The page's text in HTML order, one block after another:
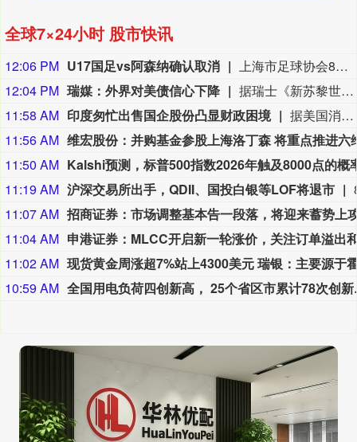
全球7×24小时 股市快讯
12:06 PM U17国足vs阿森纳确认取消
上海市足球协会8月9日中午在微信公众号上发布公告，2026上海明日之星冠军杯男子组决赛取消。决赛对阵为中国男足U17对阵阿森纳U17，受台风影响，本场比赛现已确定取消，不延期进行。
12:04 PM 瑞媒：外界对美债信心下降
据瑞士《新苏黎世报》网站8月5日报道，截至2025年底，美国未偿国债规模达30.7万亿美元，相当于美国国内生产总值的95%左右。政府总债务甚至更高，占国内生产总值比例超过120%，但其中一部分并未在市场上流通，而是由美国联邦储备委员会（美联储）等机构持有。（参考消息）
11:58 AM 印度匆忙出售国企股份凸显财政困境
据美国消费者新闻与商业频道网站8月5日报道，印度政府今年一直急于出售其在国有企业的股份。到目前为止，该国已经减持了10家国有企业的股份，今年共筹集资金超过6200亿卢比（约合65亿美元）。当通胀压力和财政限制可能抑制政府支出时，印度很难保住全球增长最快的大型经济体的地位。报道称，但印度不能失去其经济增长优势，因为它正在争夺全球投资者的注意力。这些投资者已经把印度放在了次要位置，因为他们专注于人工智能驱动的业务，而这正是这个南亚国家的经济增长故事所缺失的。（参考消息）
11:56 AM
11:50 AM
11:19 AM 沪深交易所出手，QDII、国投白银等LOF将退市
11:07 AM
11:04 AM
11:02 AM
10:59 AM
全国用